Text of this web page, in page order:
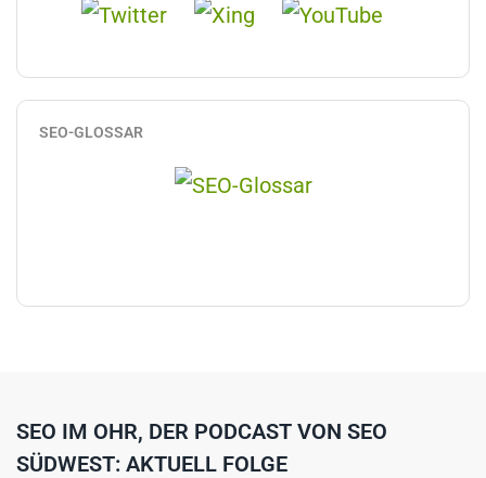
SEO-GLOSSAR
SEO IM OHR, DER PODCAST VON SEO
SÜDWEST: AKTUELL FOLGE